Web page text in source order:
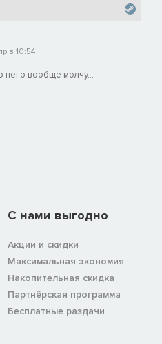
в 10:54
него вообще молчу...
C нами выгодно
Акции и скидки
Максимальная экономия
Накопительная скидка
Партнёрская программа
Бесплатные раздачи